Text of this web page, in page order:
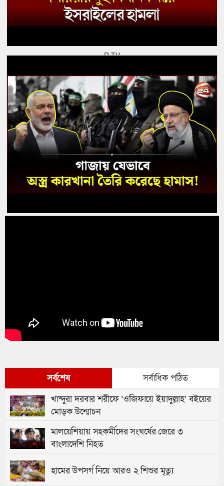
R TV
সর্বশেষ
সর্বাধিক পঠিত
খান্দুরা দরবার শরীফে ‘ওজিফায়ে ইয়াদুল্লাহ’ বইয়ের
মোড়ক উন্মোচন
মালয়েশিয়ায় সহকর্মীদের সংঘর্ষের জেরে ৩
বাংলাদেশি নিহত
হামের উপসর্গ নিয়ে আরও ২ শিশুর মৃত্যু